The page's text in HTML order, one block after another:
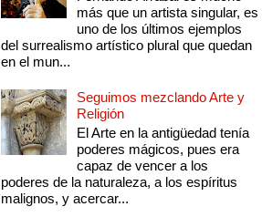
más que un artista singular, es
uno de los últimos ejemplos
del surrealismo artístico plural que quedan
en el mun...
Seguimos mezclando Arte y
Religión
El Arte en la antigüedad tenía
poderes mágicos, pues era
capaz de vencer a los
poderes de la naturaleza, a los espíritus
malignos, y acercar...